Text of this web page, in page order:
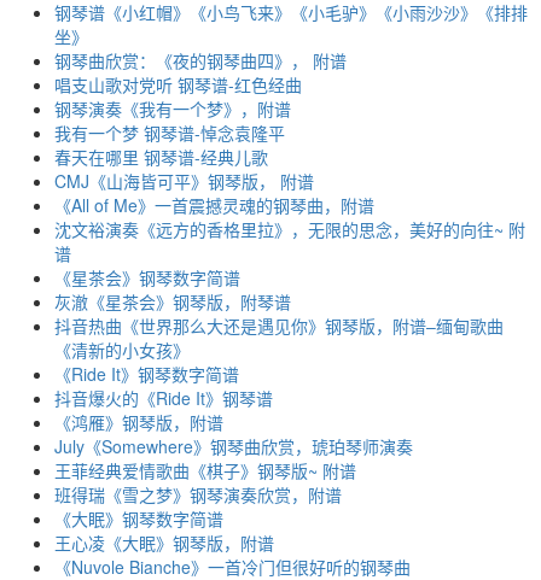
钢琴谱《小红帽》《小鸟飞来》《小毛驴》《小雨沙沙》《排排
坐》
钢琴曲欣赏：《夜的钢琴曲四》， 附谱
唱支山歌对党听 钢琴谱-红色经曲
钢琴演奏《我有一个梦》，附谱
我有一个梦 钢琴谱-悼念袁隆平
春天在哪里 钢琴谱-经典儿歌
CMJ《山海皆可平》钢琴版， 附谱
《All of Me》一首震撼灵魂的钢琴曲，附谱
沈文裕演奏《远方的香格里拉》，无限的思念，美好的向往~ 附
谱
《星茶会》钢琴数字简谱
灰澈《星茶会》钢琴版，附琴谱
抖音热曲《世界那么大还是遇见你》钢琴版，附谱–缅甸歌曲
《清新的小女孩》
《Ride It》钢琴数字简谱
抖音爆火的《Ride It》钢琴谱
《鸿雁》钢琴版，附谱
July《Somewhere》钢琴曲欣赏，琥珀琴师演奏
王菲经典爱情歌曲《棋子》钢琴版~ 附谱
班得瑞《雪之梦》钢琴演奏欣赏，附谱
《大眠》钢琴数字简谱
王心凌《大眠》钢琴版，附谱
《Nuvole Bianche》一首冷门但很好听的钢琴曲